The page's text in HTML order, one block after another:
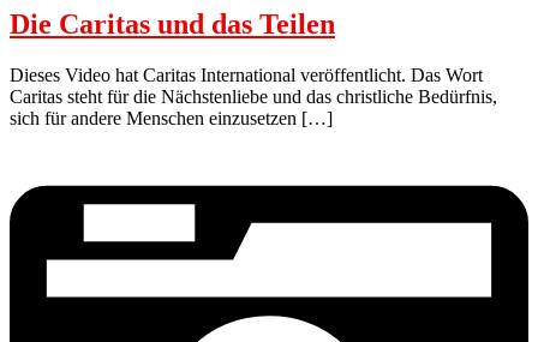
Die Caritas und das Teilen
Dieses Video hat Caritas International veröffentlicht. Das Wort
Caritas steht für die Nächstenliebe und das christliche Bedürfnis,
sich für andere Menschen einzusetzen […]